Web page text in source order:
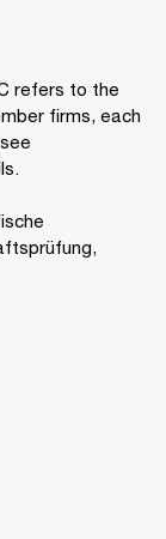
refers to the
firms, each